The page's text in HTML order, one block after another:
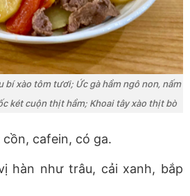
bí xào tôm tươi; Ức gà hầm ngô non, nấm
két cuộn thịt hầm; Khoai tây xào thịt bò
cafein, có ga.
hàn như trâu, cải xanh, bắp